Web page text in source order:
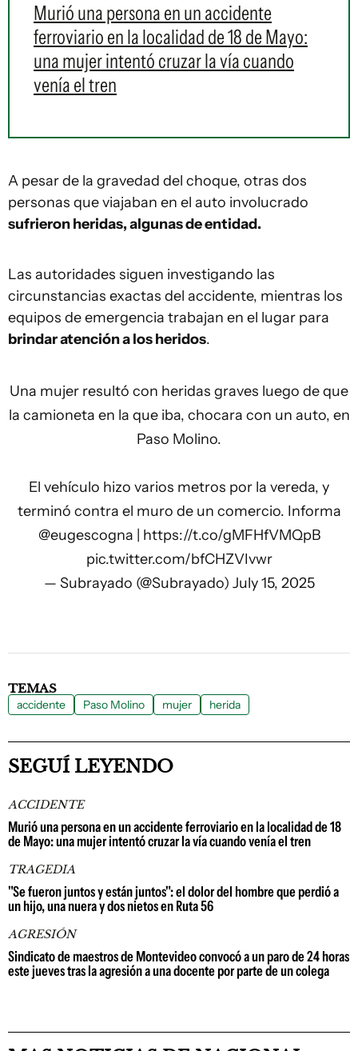
Murió una persona en un accidente
ferroviario en la localidad de 18 de Mayo:
una mujer intentó cruzar la vía cuando
venía el tren
A pesar de la gravedad del choque, otras dos
personas que viajaban en el auto involucrado
sufrieron heridas, algunas de entidad.
Las autoridades siguen investigando las
circunstancias exactas del accidente, mientras los
equipos de emergencia trabajan en el lugar para
brindar atención a los heridos.
Una mujer resultó con heridas graves luego de que
la camioneta en la que iba, chocara con un auto, en
Paso Molino.
El vehículo hizo varios metros por la vereda, y
terminó contra el muro de un comercio. Informa
@eugescogna
https://t.co/gMFHfVMQpB
pic.twitter.com/bfCHZVIvwr
— Subrayado (@Subrayado) July 15, 2025
TEMAS
accidente Paso Molino mujer herida
SEGUÍ LEYENDO
ACCIDENTE
Murió una persona en un accidente ferroviario en la localidad de 18
de Mayo: una mujer intentó cruzar la vía cuando venía el tren
TRAGEDIA
"Se fueron juntos y están juntos": el dolor del hombre que perdió a
un hijo, una nuera y dos nietos en Ruta 56
AGRESIÓN
Sindicato de maestros de Montevideo convocó a un paro de 24 horas
este jueves tras la agresión a una docente por parte de un colega